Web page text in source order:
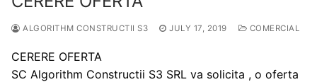
ALGORITHM CONSTRUCTII S3 JULY 17, 2019 COMERCIAL
CERERE OFERTA
SC Algorithm Constructii S3 SRL va solicita , o oferta